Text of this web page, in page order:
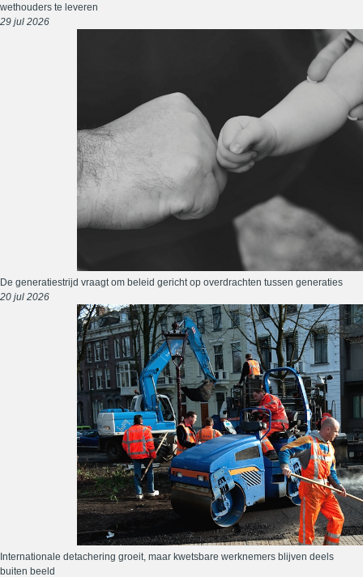
wethouders te leveren
29 jul 2026
De generatiestrijd vraagt om beleid gericht op overdrachten tussen generaties
20 jul 2026
Internationale detachering groeit, maar kwetsbare werknemers blijven deels
buiten beeld